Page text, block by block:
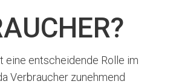
eine entscheidende Rolle im
Verbraucher zunehmend